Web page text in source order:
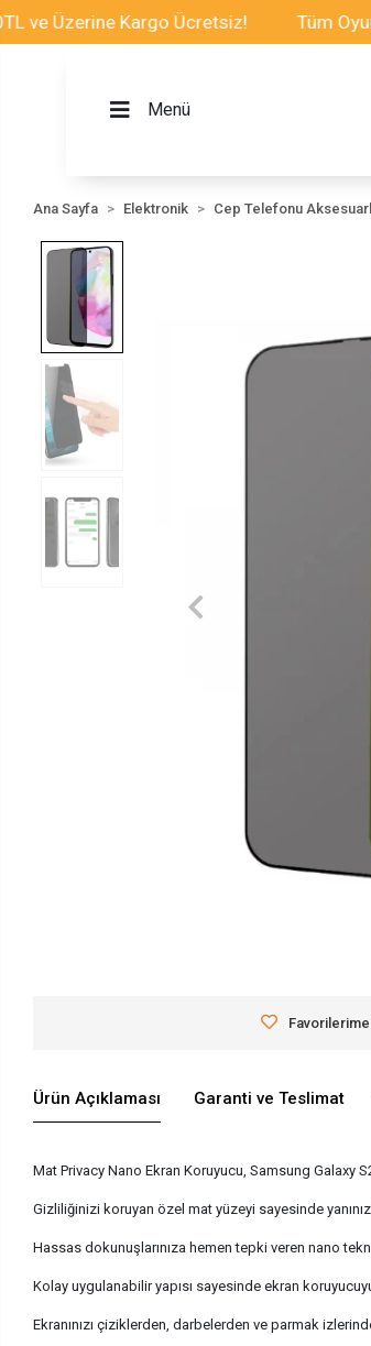
Kargo Ücretsiz! Tüm
Menü
Ana Sayfa Elektronik Cep Telefonu
Favorilerime
Ürün Açıklaması Garanti ve Teslimat
Mat Privacy Nano Ekran Koruyucu, Samsung Galaxy
Gizliliğinizi koruyan özel mat yüzeyi sayesinde
Hassas dokunuşlarınıza hemen tepki veren nano
Kolay uygulanabilir yapısı sayesinde ekran
Ekranınızı çiziklerden, darbelerden ve parmak